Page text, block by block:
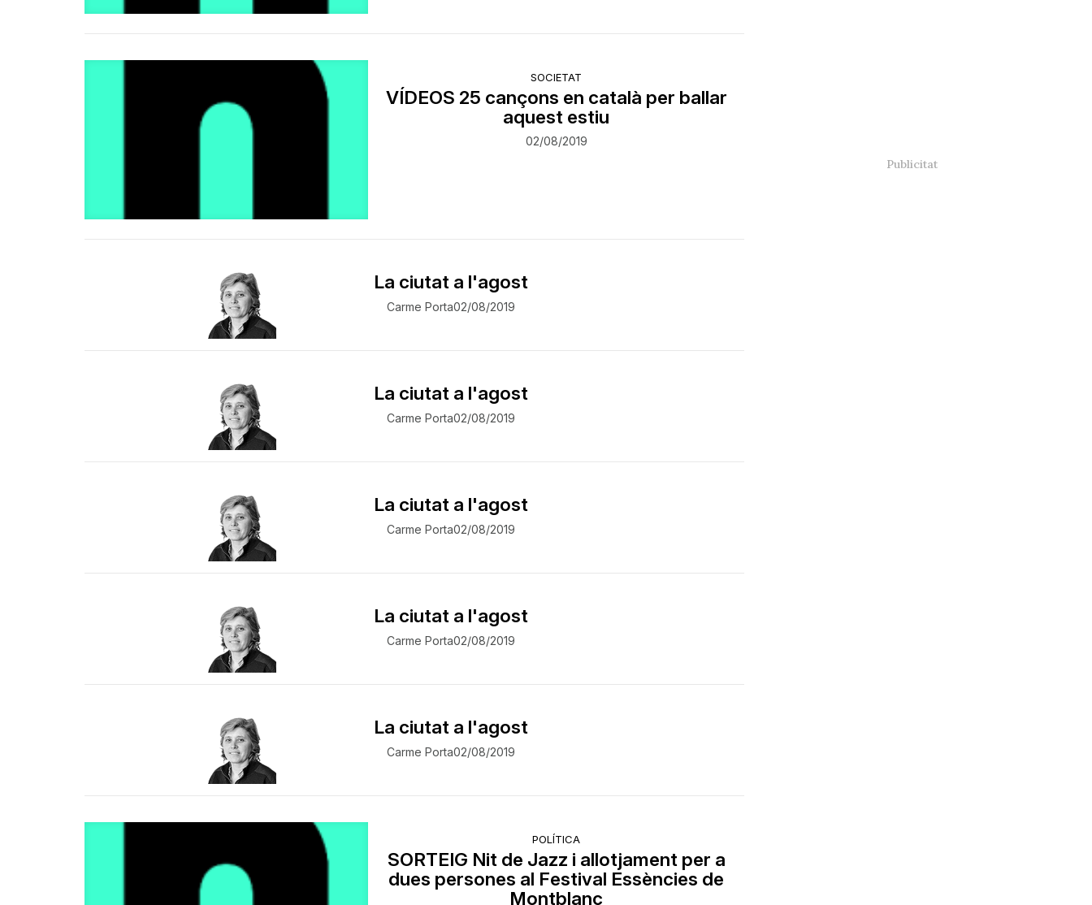
SOCIETAT
VÍDEOS 25 cançons en català per ballar
aquest estiu
02/08/2019
La ciutat a l'agost
Carme Porta02/08/2019
La ciutat a l'agost
Carme Porta02/08/2019
La ciutat a l'agost
Carme Porta02/08/2019
La ciutat a l'agost
Carme Porta02/08/2019
La ciutat a l'agost
Carme Porta02/08/2019
POLÍTICA
SORTEIG Nit de Jazz i allotjament per a
dues persones al Festival Essències de
Montblanc